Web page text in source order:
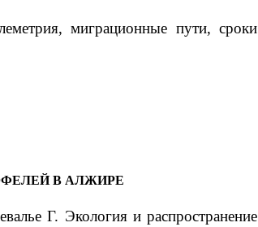
миграционные пути, сроки
В АЛЖИРЕ
Г. Экология и распространение